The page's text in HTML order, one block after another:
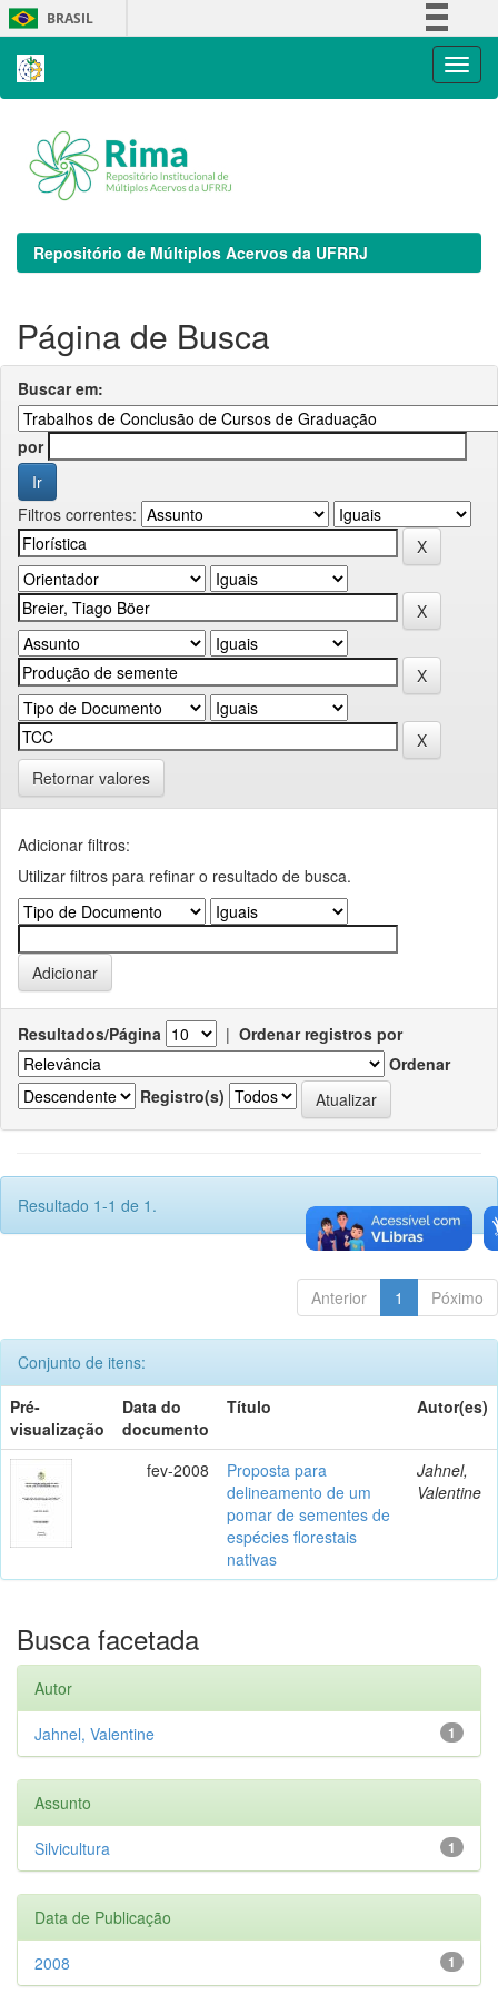
Skip
navigation
BRASIL
Repositório de Múltiplos Acervos da UFRRJ
Página de Busca
Buscar em:
por
Filtros correntes:
Retornar valores
Adicionar filtros:
Utilizar filtros para refinar o resultado de busca.
Resultados/Página | Ordenar registros por
Ordenar
Registro(s)
Resultado 1-1 de 1.
Anterior 1 Póximo
Conjunto de itens:
Pré-
visualização
Data do
documento
Título Autor(es)
fev-2008
Proposta para
delineamento de um
pomar de sementes de
espécies florestais
nativas
Jahnel,
Valentine
Busca facetada
Autor
1
Jahnel, Valentine
Assunto
1
Silvicultura
Data de Publicação
1
2008